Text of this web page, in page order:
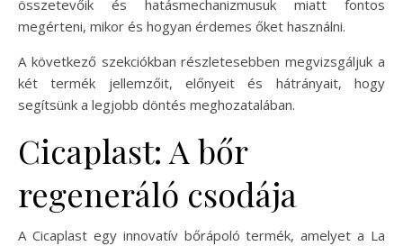
összetevőik és hatásmechanizmusuk miatt fontos
megérteni, mikor és hogyan érdemes őket használni.
A következő szekciókban részletesebben megvizsgáljuk a
két termék jellemzőit, előnyeit és hátrányait, hogy
segítsünk a legjobb döntés meghozatalában.
Cicaplast: A bőr
regeneráló csodája
A Cicaplast egy innovatív bőrápoló termék, amelyet a La